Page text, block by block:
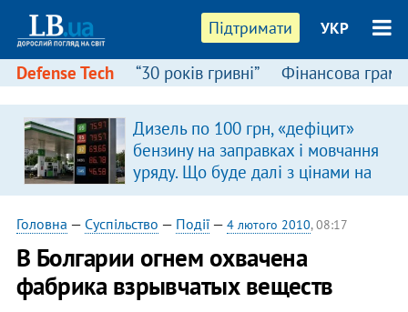
Підтримати УКР
Defense Tech “30 років гривні” Фінансова
Дизель по 100 грн, «дефіцит»
бензину на заправках і мовчання
уряду. Що буде далі з цінами на
пальне?
Головна — Суспільство — Події— 4 лютого 2010, 08:17
В Болгарии огнем охвачена
фабрика взрывчатых веществ